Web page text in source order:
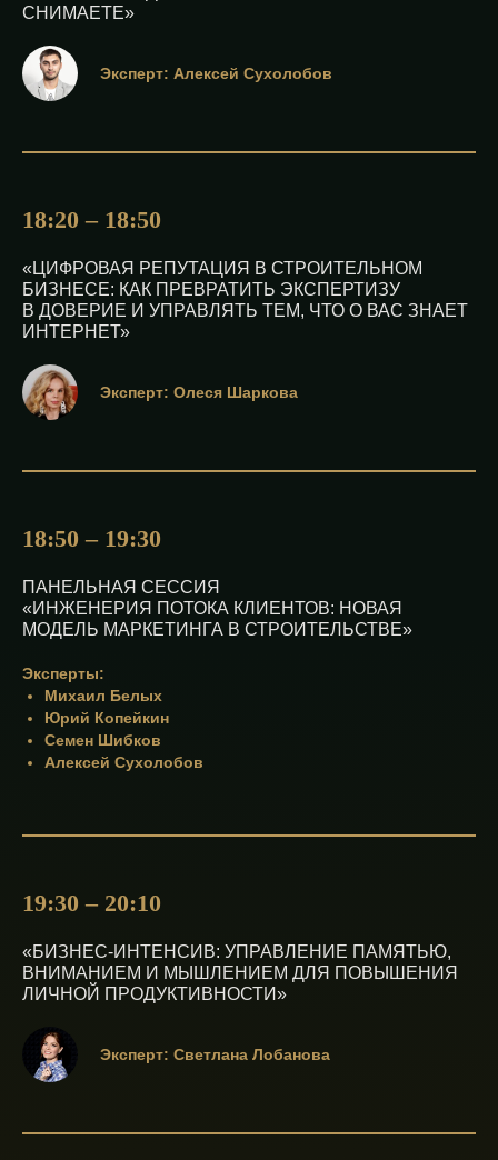
СНИМАЕТЕ»
Эксперт: Алексей Сухолобов
18:20 – 18:50
«ЦИФРОВАЯ РЕПУТАЦИЯ В СТРОИТЕЛЬНОМ
БИЗНЕСЕ: КАК ПРЕВРАТИТЬ ЭКСПЕРТИЗУ
В ДОВЕРИЕ И УПРАВЛЯТЬ ТЕМ, ЧТО О ВАС ЗНАЕТ
ИНТЕРНЕТ»
Эксперт: Олеся Шаркова
18:50 – 19:30
ПАНЕЛЬНАЯ СЕССИЯ
«ИНЖЕНЕРИЯ ПОТОКА КЛИЕНТОВ: НОВАЯ
МОДЕЛЬ МАРКЕТИНГА В СТРОИТЕЛЬСТВЕ»
Эксперты:
Михаил Белых
Юрий Копейкин
Семен Шибков
Алексей Сухолобов
19:30 – 20:10
«БИЗНЕС-ИНТЕНСИВ: УПРАВЛЕНИЕ ПАМЯТЬЮ,
ВНИМАНИЕМ И МЫШЛЕНИЕМ ДЛЯ ПОВЫШЕНИЯ
ЛИЧНОЙ ПРОДУКТИВНОСТИ»
Эксперт: Светлана Лобанова